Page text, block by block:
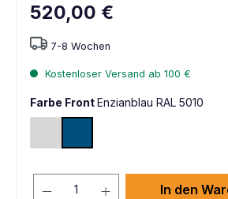
520,00 €
7-8 Wochen
Kostenloser Versand ab 100 €
Farbe FrontEnzianblau RAL 5010
In den